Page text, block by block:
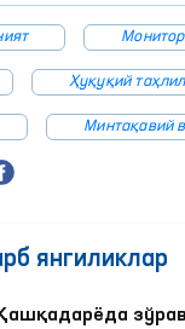
Ҳуқуқий таҳлил
Минтақавий
янгиликлар
Қашқадарёда